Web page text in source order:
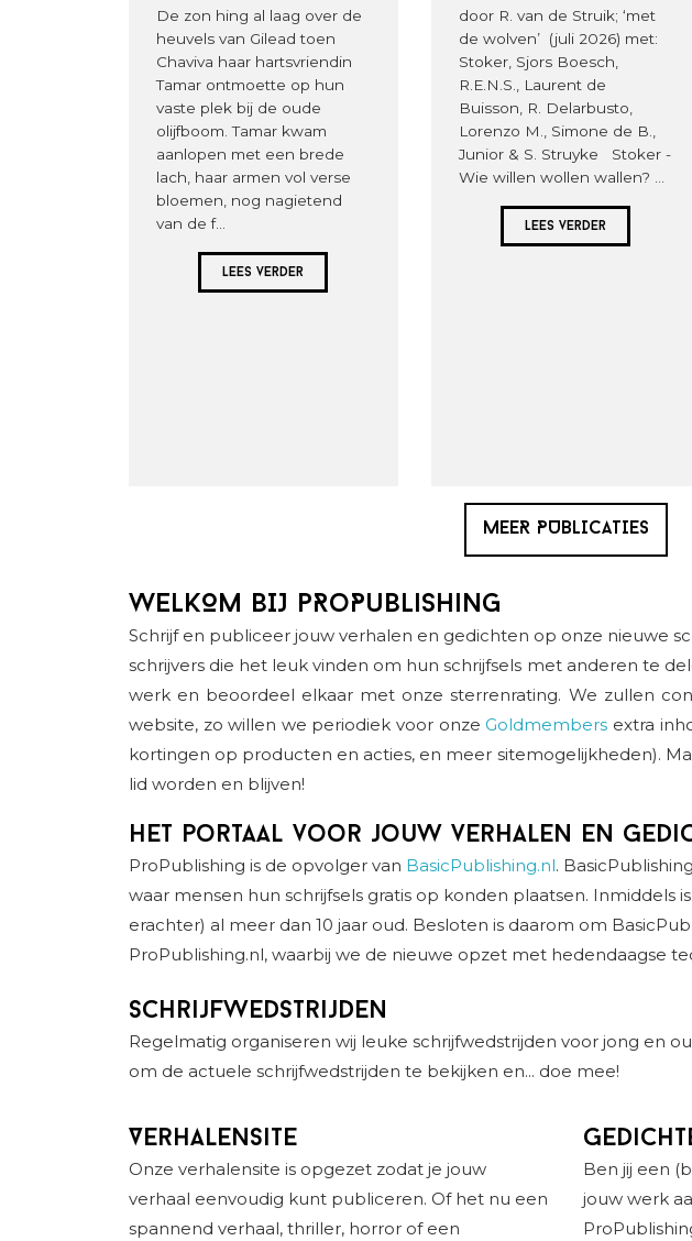
De zon hing al laag over de
heuvels van Gilead toen
Chaviva haar hartsvriendin
Tamar ontmoette op hun
vaste plek bij de oude
olijfboom. Tamar kwam
aanlopen met een brede
lach, haar armen vol verse
bloemen, nog nagietend
van de f...
Lees verder
door R. van de Struik; ‘met
de wolven’ (juli 2026) met:
Stoker, Sjors Boesch,
R.E.N.S., Laurent de
Buisson, R. Delarbusto,
Lorenzo M., Simone de B.,
Junior & S. Struyke Stoker -
Wie willen wollen wallen? ...
Lees verder
MEER PUBLICATIES
WELKOM BIJ pRoPublishing
Schrijf en publiceer jouw verhalen en gedichten op onze nieuwe
schrijvers die het leuk vinden om hun schrijfsels met anderen te
werk en beoordeel elkaar met onze sterrenrating. We zullen
website, zo willen we periodiek voor onzeGoldmembers extra
kortingen op producten en acties, en meer sitemogelijkheden).
lid worden en blijven!
Het portaal voor jouw verhalen en
ProPublishing is de opvolger van BasicPublishing.nl.
waar mensen hun schrijfsels gratis op konden plaatsen. Inmiddels
erachter) al meer dan 10 jaar oud. Besloten is daarom om
ProPublishing.nl, waarbij we de nieuwe opzet met hedendaagse
Schrijfwedstrijden
Regelmatig organiseren wij leuke schrijfwedstrijden voor jong en
om de actuele schrijfwedstrijden te bekijken en... doe mee!
Verhalensite
Onze verhalensite is opgezet zodat je jouw
verhaal eenvoudig kunt publiceren. Of het nu een
spannend verhaal, thriller, horror of een
Ben jij een
jouw werk